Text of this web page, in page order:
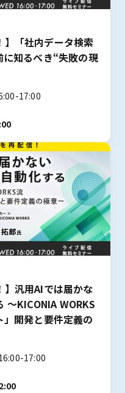
】「社内データ検索
知るべき“失敗の現
17:00
】汎用AIでは届かな
～KICONIA WORKS
開発と要件定義の
17:00